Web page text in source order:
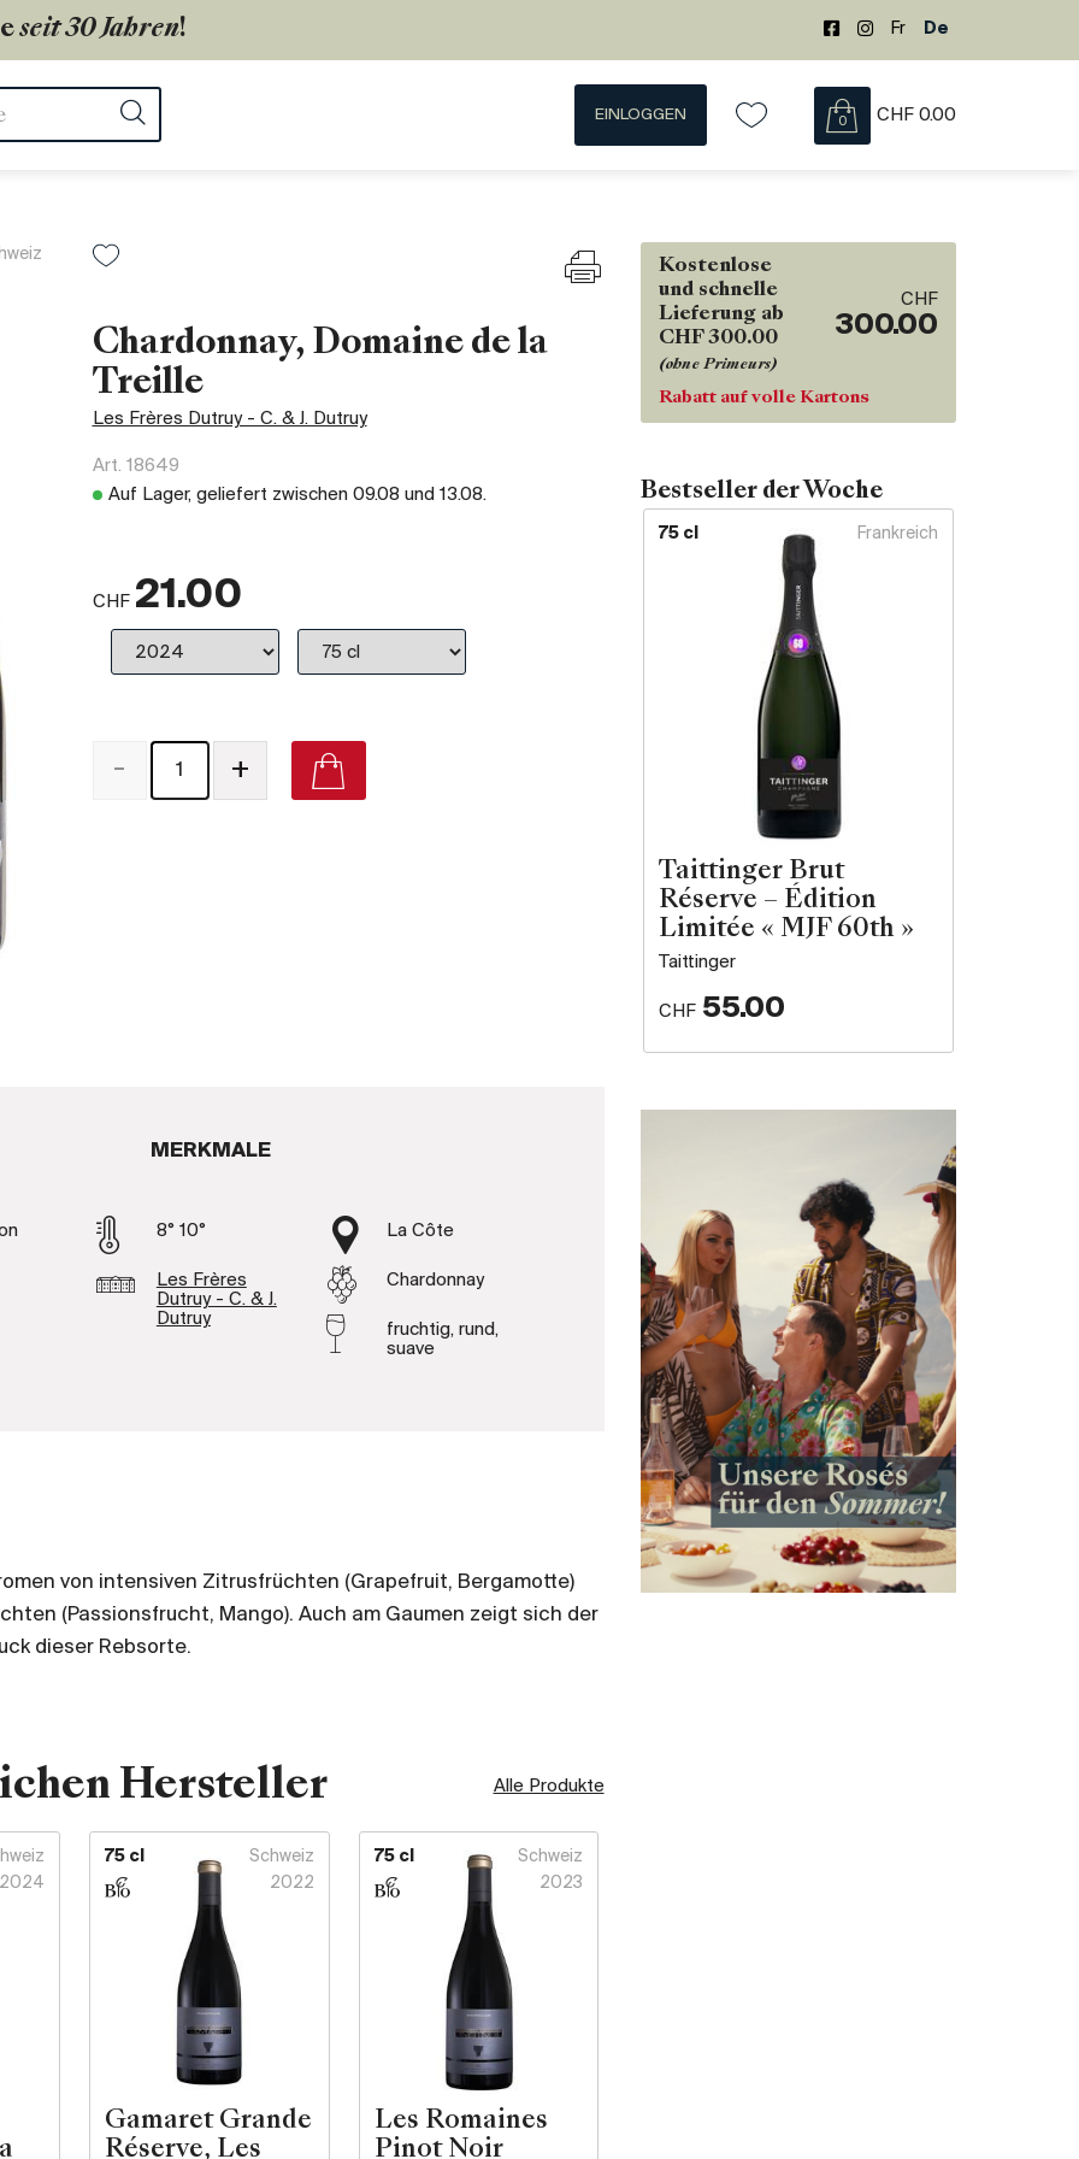
seit 30 Jahren! Fr De
EINLOGGEN 0 CHF 0.00
Chardonnay, Domaine de la
Treille
Les Frères Dutruy - C. & J. Dutruy
Art. 18649
Auf Lager, geliefert zwischen 09.08 und 13.08.
CHF 21.00
- +
MERKMALE
8° 10° La Côte
Les Frères
Dutruy - C. & J.
Dutruy
Chardonnay
fruchtig, rund,
suave
von intensiven Zitrusfrüchten (Grapefruit, Bergamotte)
(Passionsfrucht, Mango). Auch am Gaumen zeigt sich der
dieser Rebsorte.
Hersteller Alle Produkte
2024
75 cl
Schweiz
2022
Gamaret Grande
Réserve, Les
75 cl
Schweiz
2023
Les Romaines
Pinot Noir
Kostenlose
und schnelle
Lieferung ab
CHF 300.00
(ohne Primeurs)
CHF
300.00
Rabatt auf volle Kartons
Bestseller der Woche
75 cl Frankreich
Taittinger Brut
Réserve – Édition
Limitée « MJF 60th »
Taittinger
CHF 55.00